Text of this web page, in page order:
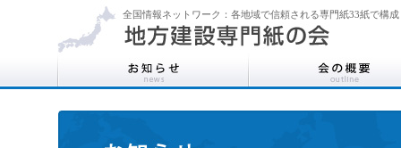
全国情報ネットワーク：各地域で信頼される専門紙33紙で構成